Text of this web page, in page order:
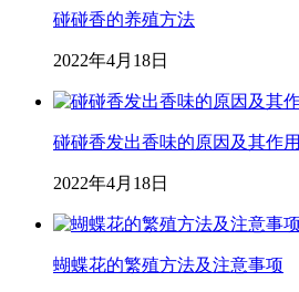
碰碰香的养殖方法
2022年4月18日
碰碰香发出香味的原因及其作用
2022年4月18日
蝴蝶花的繁殖方法及注意事项